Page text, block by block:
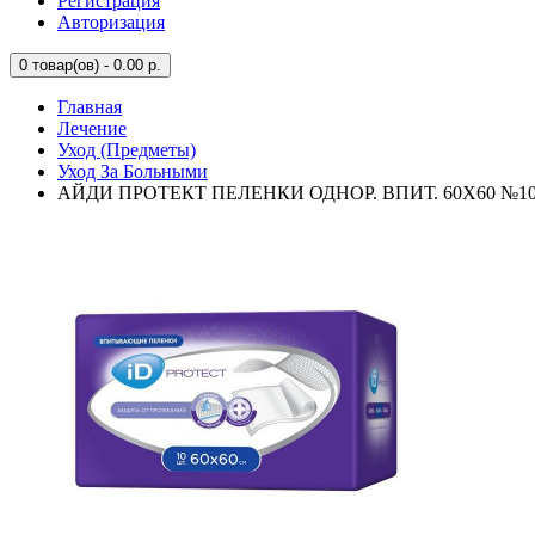
Авторизация
0 товар(ов) - 0.00 р.
Главная
Лечение
Уход (Предметы)
Уход За Больными
АЙДИ ПРОТЕКТ ПЕЛЕНКИ ОДНОР. ВПИТ. 60Х60